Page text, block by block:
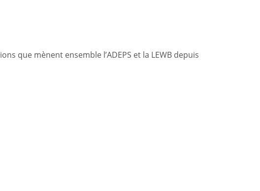
que mènent ensemble l’ADEPS et la LEWB depuis